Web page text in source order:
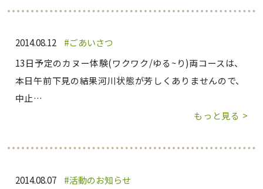
2014.08.12
ごあいさつ
13日予定のカヌー体験(ワクワク/ゆる~り)両コースは、
本日午前下見の結果河川状態が芳しくありませんので、
中止…
もっと見る >
2014.08.07 活動のお知らせ